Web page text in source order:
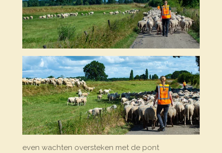
even wachten oversteken met de pont